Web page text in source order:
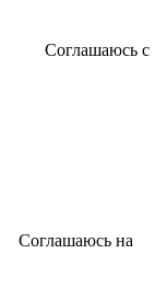
Соглашаюсь с
Соглашаюсь на